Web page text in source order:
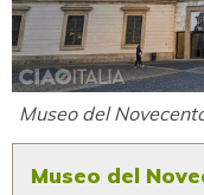
Museo del
Museo del